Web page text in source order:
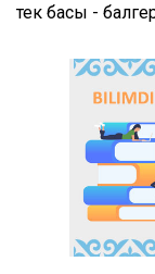
тек бақсы -